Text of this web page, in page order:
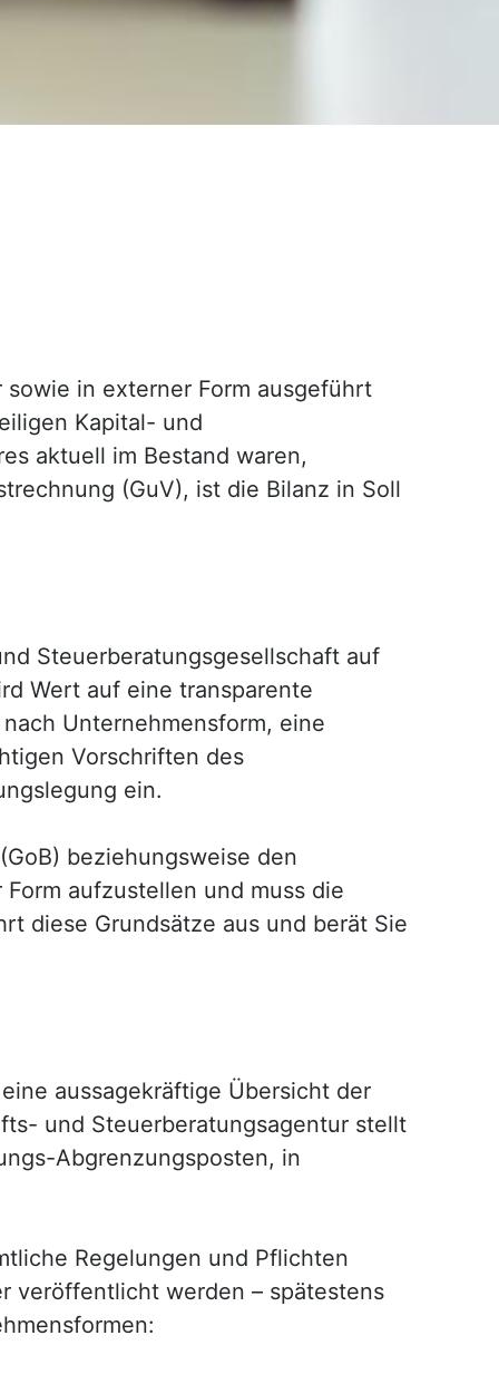
in externer Form ausgeführt
Kapital- und
aktuell im Bestand waren,
(GuV), ist die Bilanz in Soll
Steuerberatungsgesellschaft auf
Wert auf eine transparente
Unternehmensform, eine
Vorschriften des
ein.
beziehungsweise den
aufzustellen und muss die
diese Grundsätze aus und berät Sie
aussagekräftige Übersicht der
und Steuerberatungsagentur stellt
Abgrenzungsposten, in
Regelungen und Pflichten
veröffentlicht werden – spätestens